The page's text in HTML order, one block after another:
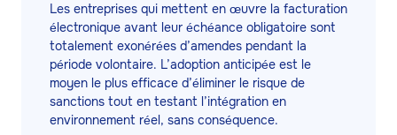
Les entreprises qui mettent en œuvre la facturation
électronique avant leur échéance obligatoire sont
totalement exonérées d’amendes pendant la
période volontaire. L’adoption anticipée est le
moyen le plus efficace d’éliminer le risque de
sanctions tout en testant l’intégration en
environnement réel, sans conséquence.